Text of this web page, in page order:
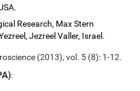
Research, Max Stern
Jezreel Valler, Israel.
(2013), vol. 5 (8): 1-12.
: